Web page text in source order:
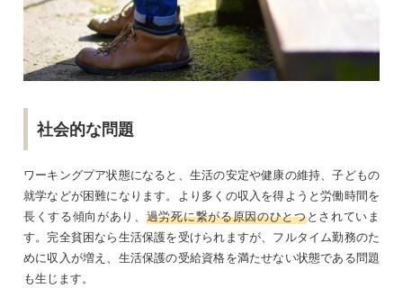
社会的な問題
ワーキングプア状態になると、生活の安定や健康の維持、子どもの
就学などが困難になります。より多くの収入を得ようと労働時間を
長くする傾向があり、 過労死に繋がる原因のひとつとされていま
す。完全貧困なら生活保護を受けられますが、フルタイム勤務のた
めに収入が増え、生活保護の受給資格を満たせない状態である問題
も生じます。